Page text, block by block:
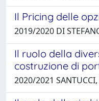
Il Pricing delle
2019/2020 DI
Il ruolo della
costruzione di
2020/2021